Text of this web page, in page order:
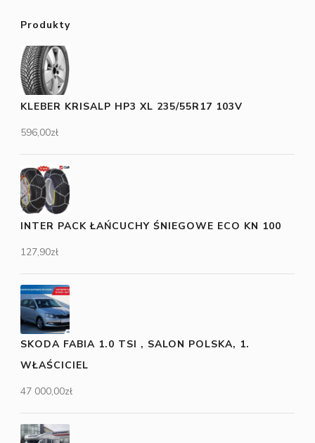
Produkty
KLEBER KRISALP HP3 XL 235/55R17 103V
596,00zł
INTER PACK ŁAŃCUCHY ŚNIEGOWE ECO KN 100
127,90zł
SKODA FABIA 1.0 TSI , SALON POLSKA, 1.
WŁAŚCICIEL
47 000,00zł